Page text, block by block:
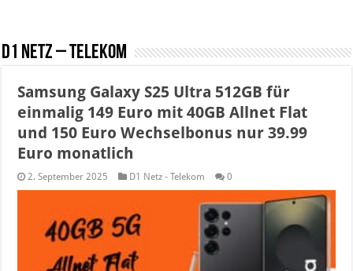
D1 Netz – Telekom
Samsung Galaxy S25 Ultra 512GB für
einmalig 149 Euro mit 40GB Allnet Flat
und 150 Euro Wechselbonus nur 39.99
Euro monatlich
2. September 2025 D1 Netz - Telekom 0